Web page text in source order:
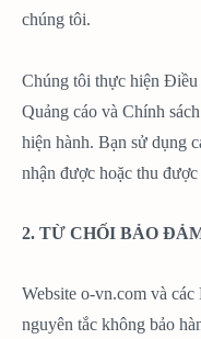
chúng tôi.
Chúng tôi thực hiện Điều
Quảng cáo và Chính
hiện hành. Bạn sử dụng
nhận được hoặc thu
2. TỪ CHỐI BẢO
Website o-vn.com và
nguyên tắc không bảo